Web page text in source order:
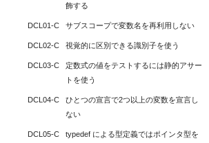
飾する
DCL01-C サブスコープで変数名を再利用しない
DCL02-C 視覚的に区別できる識別子を使う
DCL03-C
定数式の値をテストするには静的アサー
トを使う
DCL04-C
ひとつの宣言で2つ以上の変数を宣言し
ない
DCL05-C
typedef による型定義ではポインタ型を